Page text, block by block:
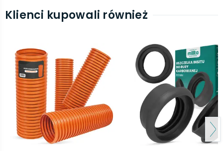
Klienci kupowali również